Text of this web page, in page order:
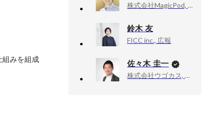
みを組成
株式会社MagicPod, CEO
鈴木 友
FICC inc., 広報
佐々木 圭一
株式会社ウゴカス, 代表取締役